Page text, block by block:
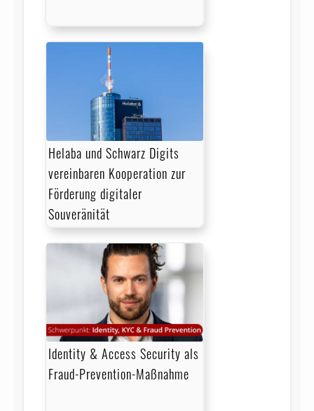
Helaba und Schwarz Digits
vereinbaren Kooperation zur
Förderung digitaler
Souveränität
Identity & Access Security als
Fraud-Prevention-Maßnahme